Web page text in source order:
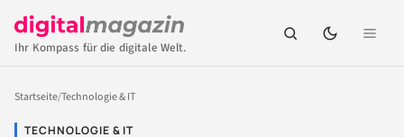
Ihr Kompass für die digitale Welt.
Startseite/Technologie & IT
TECHNOLOGIE & IT